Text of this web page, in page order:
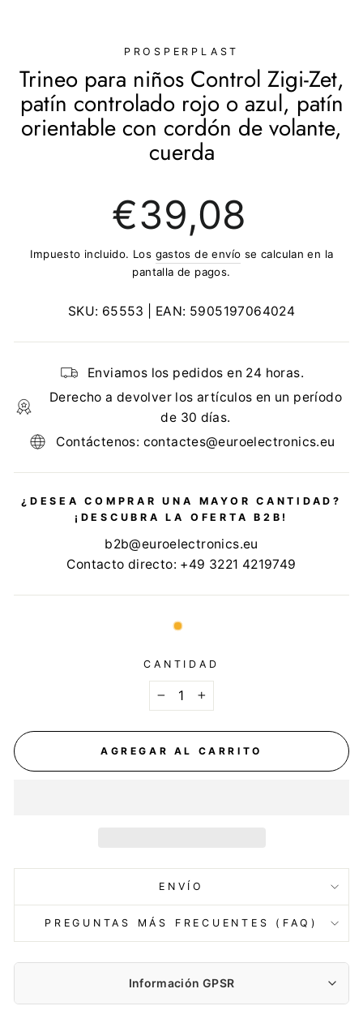
PROSPERPLAST
Trineo para niños Control Zigi-Zet,
patín controlado rojo o azul, patín
orientable con cordón de volante,
cuerda
regular
€39,08
Impuesto incluido. Los gastos de envío se calculan en la
pantalla de pagos.
SKU: 65553 | EAN: 5905197064024
Enviamos los pedidos en 24 horas.
Derecho a devolver los artículos en un período
de 30 días.
Contáctenos: contactes@euroelectronics.eu
¿DESEA COMPRAR UNA MAYOR CANTIDAD?
¡DESCUBRA LA OFERTA B2B!
b2b@euroelectronics.eu
Contacto directo: +49 3221 4219749
CANTIDAD
+
AGREGAR AL CARRITO
ENVÍO
PREGUNTAS MÁS FRECUENTES (FAQ)
Información GPSR